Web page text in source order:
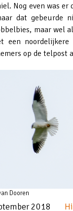
Nog even was
dat gebeurde
maar wel
een
op de telpost
Dooren
2018